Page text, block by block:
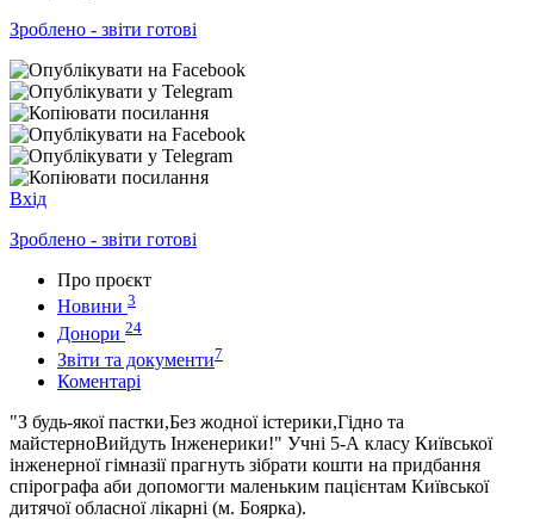
Зроблено - звіти готові
Вхід
Зроблено - звіти готові
Про проєкт
Новини 3
Донори 24
Звіти та документи7
Коментарі
"З будь-якої пастки,Без жодної істерики,Гідно та
майстерноВийдуть Інженерики!" Учні 5-А класу Київської
інженерної гімназії прагнуть зібрати кошти на придбання
спірографа аби допомогти маленьким пацієнтам Київської
дитячої обласної лікарні (м. Боярка).